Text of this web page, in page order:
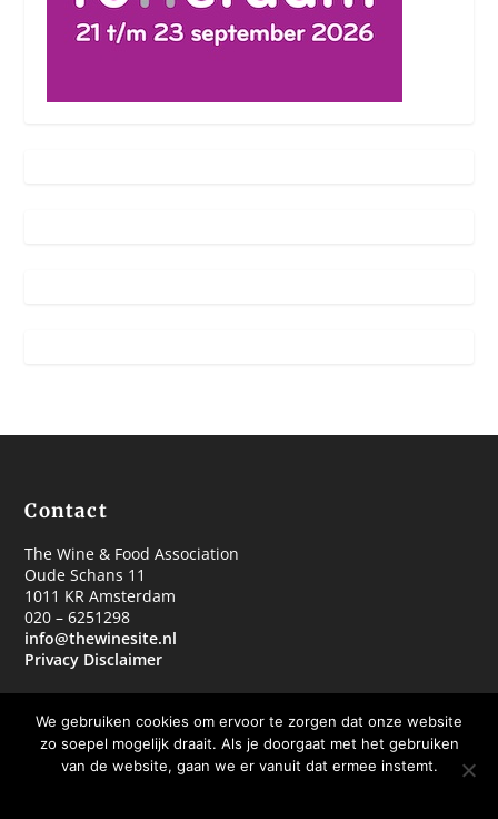
Contact
The Wine & Food Association
Oude Schans 11
1011 KR Amsterdam
020 – 6251298
info@thewinesite.nl
Privacy Disclaimer
We gebruiken cookies om ervoor te zorgen dat onze website
zo soepel mogelijk draait. Als je doorgaat met het gebruiken
van de website, gaan we er vanuit dat ermee instemt.